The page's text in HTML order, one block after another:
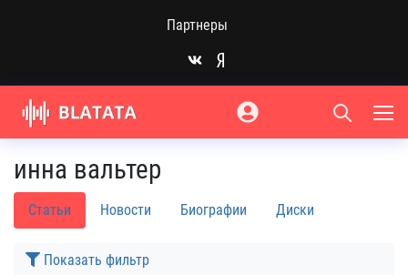
Партнеры
инна вальтер
Статьи Новости Биографии Диски
Показать фильтр